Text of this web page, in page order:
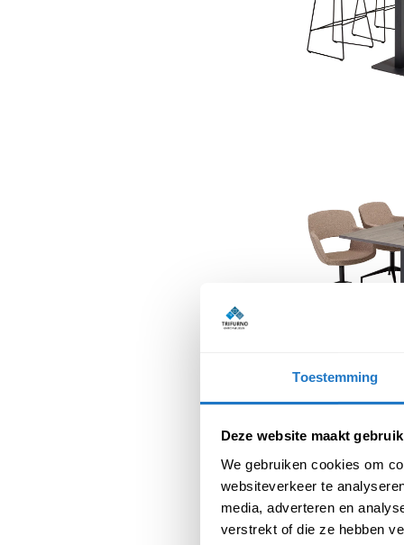
Toestemming
Deze website maakt
We gebruiken cookies om
websiteverkeer te
media, adverteren en
verstrekt of die ze hebben